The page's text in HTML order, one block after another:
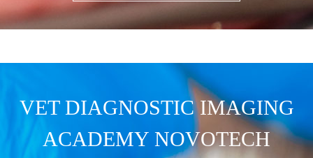
VET DIAGNOSTIC IMAGING
ACADEMY NOVOTECH